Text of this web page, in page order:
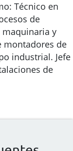
Técnico en
de
y
montadores de
industrial. Jefe
de